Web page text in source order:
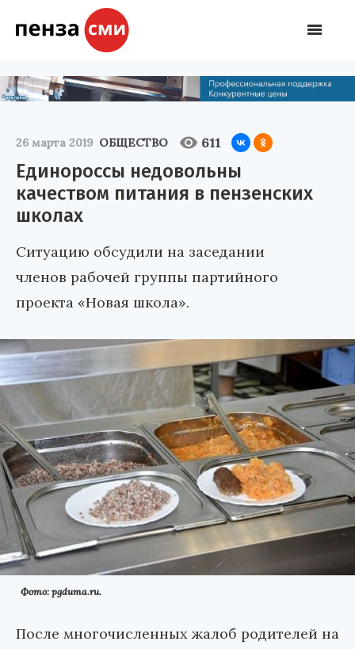
26 марта 2019 ОБЩЕСТВО 611
Единороссы недовольны
качеством питания в пензенских
школах
Ситуацию обсудили на заседании
членов рабочей группы партийного
проекта «Новая школа».
Фото: pgduma.ru.
После многочисленных жалоб родителей на